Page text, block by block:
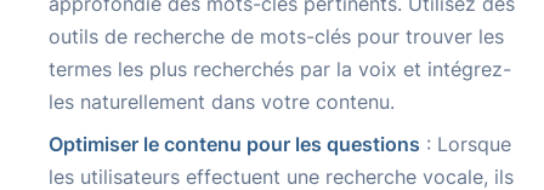
outils de recherche de mots-clés pour trouver les
termes les plus recherchés par la voix et intégrez-
les naturellement dans votre contenu.
Optimiser le contenu pour les questions : Lorsque
les utilisateurs effectuent une recherche vocale, ils